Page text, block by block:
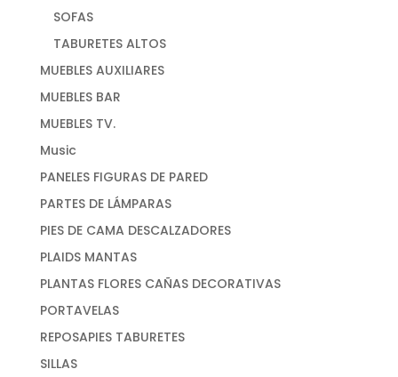
SOFAS
TABURETES ALTOS
MUEBLES AUXILIARES
MUEBLES BAR
MUEBLES TV.
Music
PANELES FIGURAS DE PARED
PARTES DE LÁMPARAS
PIES DE CAMA DESCALZADORES
PLAIDS MANTAS
PLANTAS FLORES CAÑAS DECORATIVAS
PORTAVELAS
REPOSAPIES TABURETES
SILLAS